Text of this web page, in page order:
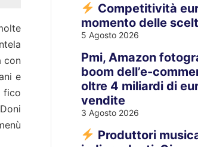
con
e
fico
Competitività
momento delle
5 Agosto 2026
Pmi, Amazon
boom dell’e-
oltre 4 miliardi di
vendite
3 Agosto 2026
Produttori